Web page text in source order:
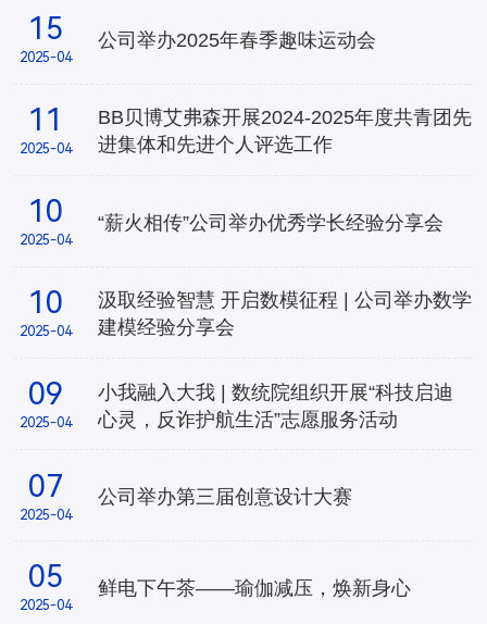
15
2025-04
公司举办2025年春季趣味运动会
11
2025-04
BB贝博艾弗森开展2024-2025年度共青团先
进集体和先进个人评选工作
10
2025-04
“薪火相传”公司举办优秀学长经验分享会
10
2025-04
汲取经验智慧 开启数模征程 | 公司举办数学
建模经验分享会
09
2025-04
小我融入大我 | 数统院组织开展“科技启迪
心灵，反诈护航生活”志愿服务活动
07
2025-04
公司举办第三届创意设计大赛
05
2025-04
鲜电下午茶——瑜伽减压，焕新身心